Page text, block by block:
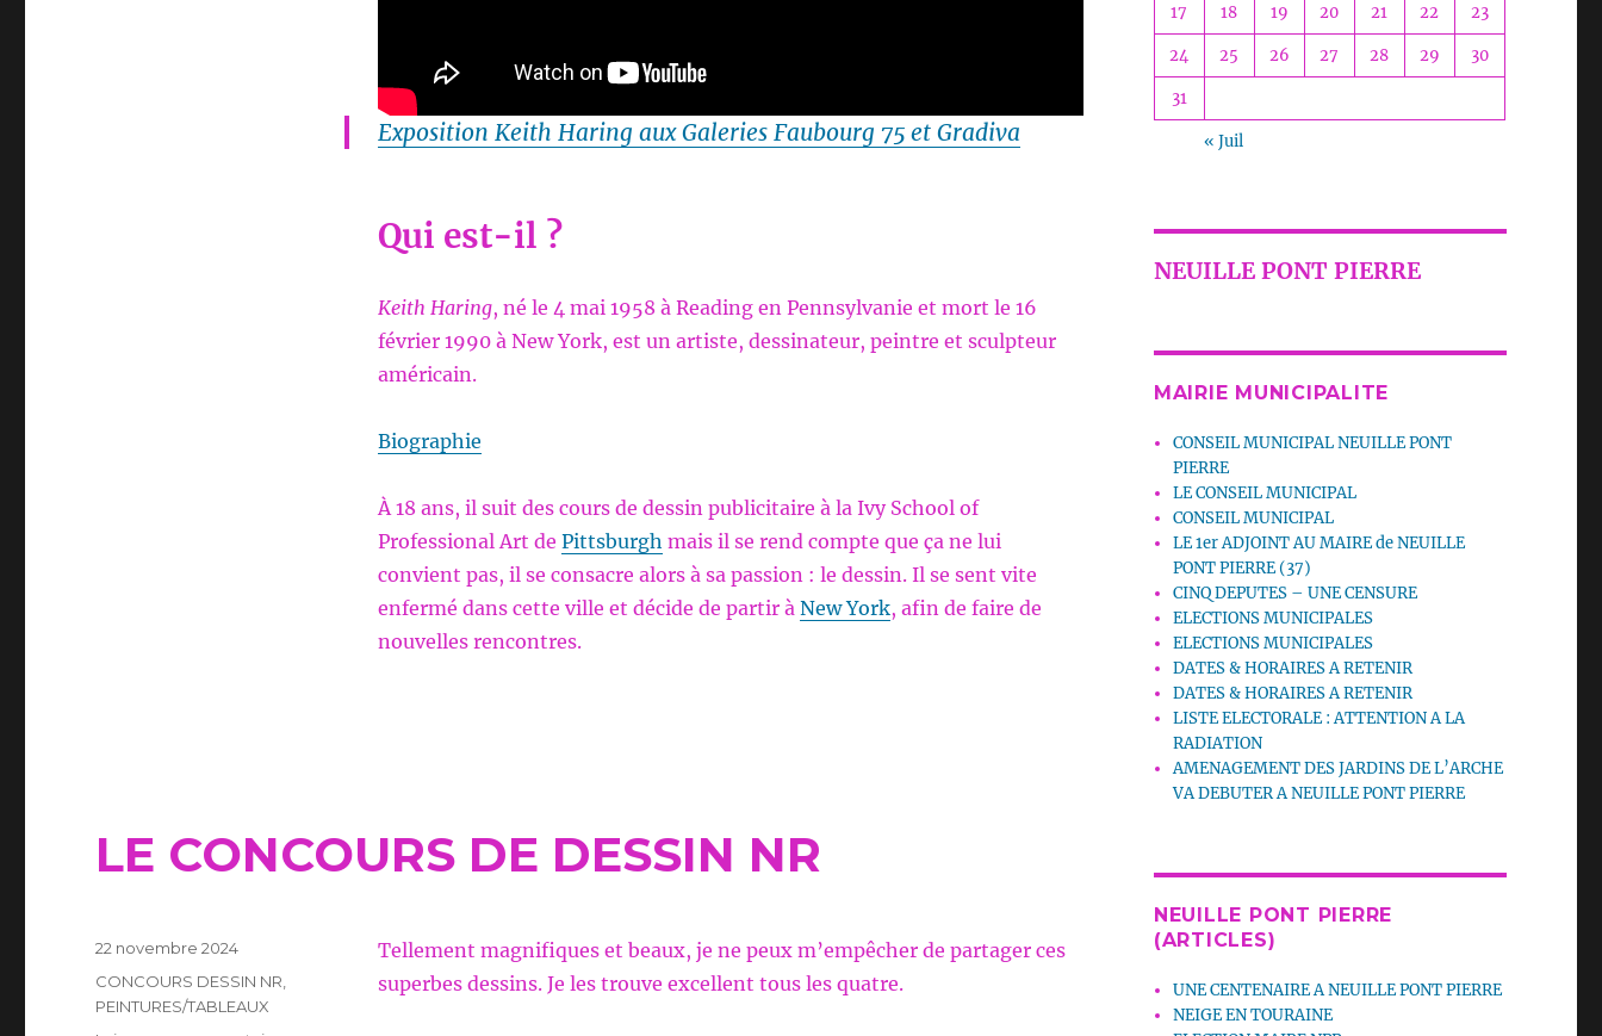
Exposition Keith Haring aux Galeries Faubourg 75 et Gradiva
Qui est-il ?
Keith Haring, né le 4 mai 1958 à Reading en Pennsylvanie et mort le 16
février 1990 à New York, est un artiste, dessinateur, peintre et sculpteur
américain.
Biographie
À 18 ans, il suit des cours de dessin publicitaire à la Ivy School of
Professional Art de Pittsburgh mais il se rend compte que ça ne lui
convient pas, il se consacre alors à sa passion : le dessin. Il se sent vite
enfermé dans cette ville et décide de partir à New York, afin de faire de
nouvelles rencontres.
LE CONCOURS DE DESSIN NR
Tellement magnifiques et beaux, je ne peux m’empêcher de partager ces
superbes dessins. Je les trouve excellent tous les quatre.
Publié
22 novembre 2024
Catégories
CONCOURS DESSIN NR
PEINTURES/TABLEAUX
17 18 19 20 21 22 23
24 25 26 27 28 29 30
31
« Juil
NEUILLE PONT PIERRE
MAIRIE MUNICIPALITE
CONSEIL MUNICIPAL NEUILLE PONT
PIERRE
LE CONSEIL MUNICIPAL
CONSEIL MUNICIPAL
LE 1er ADJOINT AU MAIRE de NEUILLE
PONT PIERRE (37)
CINQ DEPUTES – UNE CENSURE
ELECTIONS MUNICIPALES
ELECTIONS MUNICIPALES
DATES & HORAIRES A RETENIR
DATES & HORAIRES A RETENIR
LISTE ELECTORALE : ATTENTION A LA
RADIATION
AMENAGEMENT DES JARDINS DE L’ARCHE
VA DEBUTER A NEUILLE PONT PIERRE
NEUILLE PONT PIERRE
(ARTICLES)
UNE CENTENAIRE A NEUILLE PONT PIERRE
NEIGE EN TOURAINE